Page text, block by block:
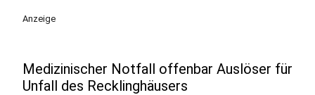
Anzeige
Medizinischer Notfall offenbar Auslöser für
Unfall des Recklinghäusers